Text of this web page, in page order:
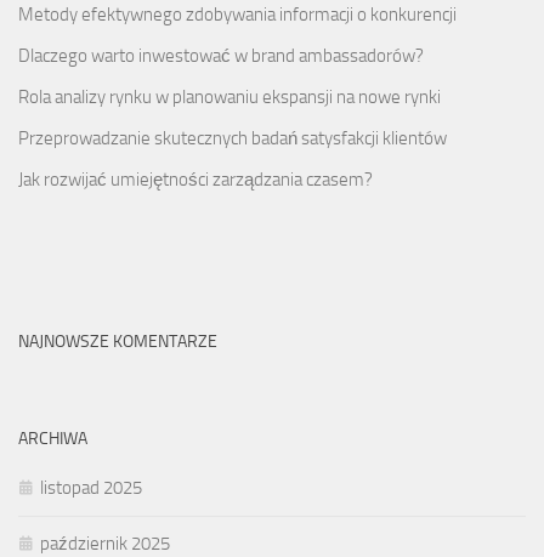
Metody efektywnego zdobywania informacji o konkurencji
Dlaczego warto inwestować w brand ambassadorów?
Rola analizy rynku w planowaniu ekspansji na nowe rynki
Przeprowadzanie skutecznych badań satysfakcji klientów
Jak rozwijać umiejętności zarządzania czasem?
NAJNOWSZE KOMENTARZE
ARCHIWA
listopad 2025
październik 2025